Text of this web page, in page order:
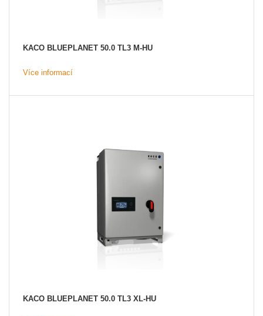
KACO BLUEPLANET 50.0 TL3 M-HU
Více informací
KACO BLUEPLANET 50.0 TL3 XL-HU